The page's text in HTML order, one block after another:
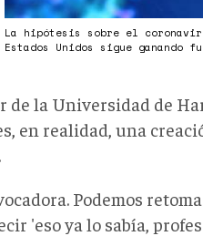
La hipótesis sobre el
Estados Unidos sigue ganando
la Universidad de
en realidad, una
Podemos
'eso ya lo sabía,